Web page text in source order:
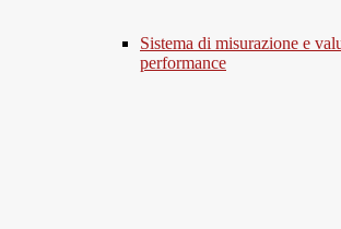
Sistema di misurazione e
performance